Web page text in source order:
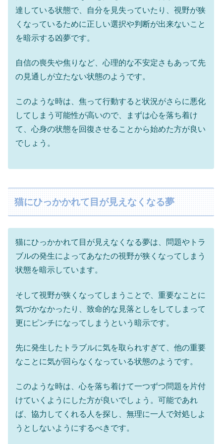
達している状態で、自分を見失っていたり、視野が狭
くなっているために正しい選択や判断が出来ないこと
を暗示する凶夢です。
自信の喪失や焦りなど、心理的な不安定さもあって先
の見通しが立たない状態のようです。
このような時は、焦って行動すると状況がさらに悪化
してしまう可能性が高いので、まずは心を落ち着け
て、心身の状態を回復させることから始めた方が良い
でしょう。
猫にひっかかれて目が見えなくなる夢
猫にひっかかれて目が見えなくなる夢は、問題やトラ
ブルの発生によってあなたの視野が狭くなってしまう
状態を暗示しています。
そして視野が狭くなってしまうことで、重要なことに
気づかなかったり、致命的な見落としをしてしまって
更にピンチになってしまうという暗示です。
先に発生したトラブルに気を取られすぎて、他の重要
なことに気が回らなくなっている状態のようです。
このような時は、心を落ち着けて一つずつ問題を片付
けていくようにした方が良いでしょう。可能であれ
ば、協力してくれる人を探し、無理に一人で対処しよ
うとしないようにするべきです。